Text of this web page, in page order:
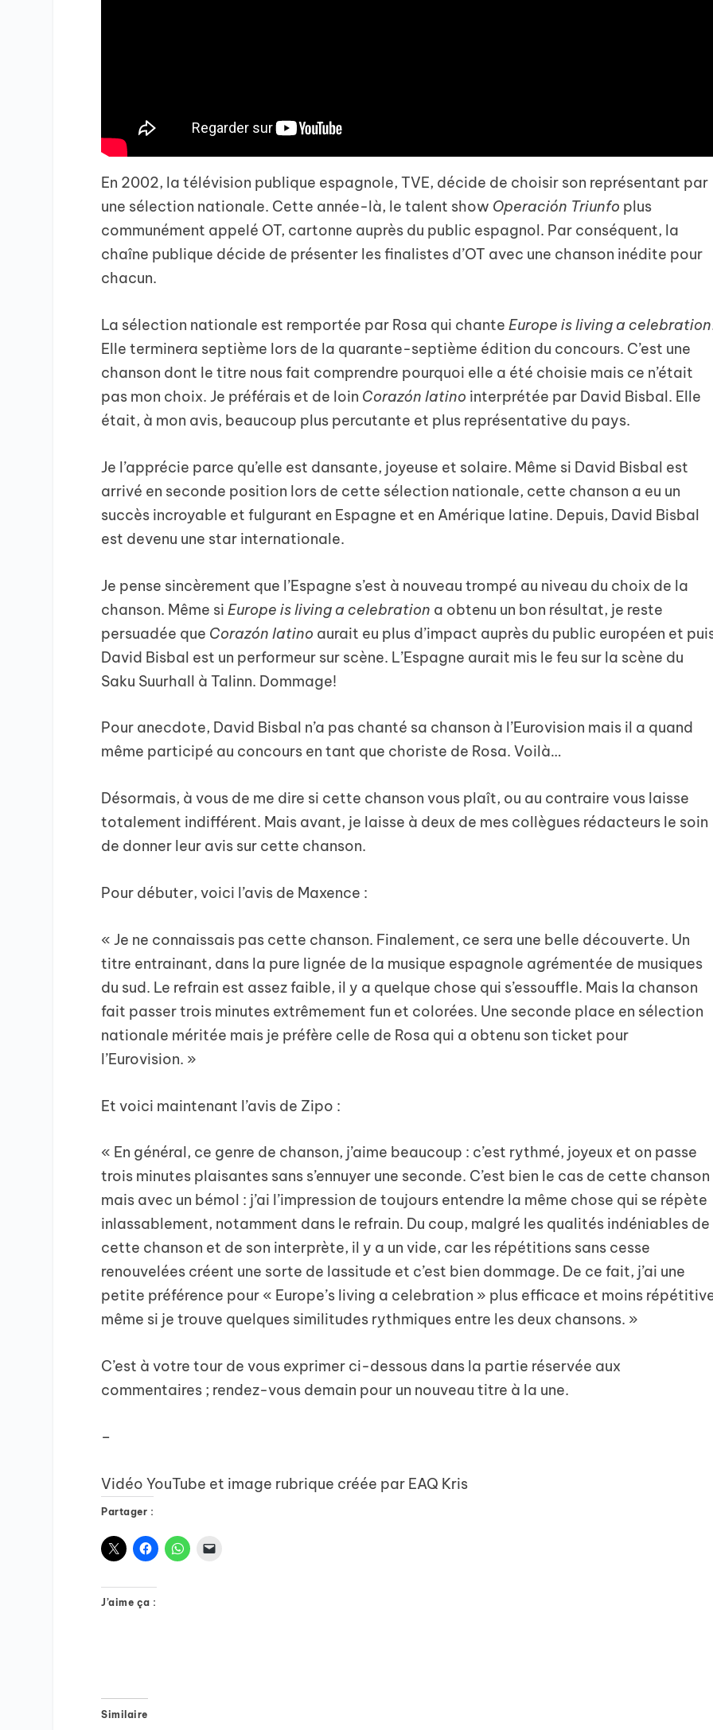
En 2002, la télévision publique espagnole, TVE, décide de choisir son représentant par
une sélection nationale. Cette année-là, le talent show Operación Triunfo plus
communément appelé OT, cartonne auprès du public espagnol. Par conséquent, la
chaîne publique décide de présenter les finalistes d’OT avec une chanson inédite pour
chacun.
La sélection nationale est remportée par Rosa qui chanteEurope is living a celebration
Elle terminera septième lors de la quarante-septième édition du concours. C’est une
chanson dont le titre nous fait comprendre pourquoi elle a été choisie mais ce n’était
pas mon choix. Je préférais et de loin Corazón latino interprétée par David Bisbal. Elle
était, à mon avis, beaucoup plus percutante et plus représentative du pays.
Je l’apprécie parce qu’elle est dansante, joyeuse et solaire. Même si David Bisbal est
arrivé en seconde position lors de cette sélection nationale, cette chanson a eu un
succès incroyable et fulgurant en Espagne et en Amérique latine. Depuis, David Bisbal
est devenu une star internationale.
Je pense sincèrement que l’Espagne s’est à nouveau trompé au niveau du choix de la
chanson. Même siEurope is living a celebration a obtenu un bon résultat, je reste
persuadée que Corazón latino aurait eu plus d’impact auprès du public européen et
David Bisbal est un performeur sur scène. L’Espagne aurait mis le feu sur la scène du
Saku Suurhall à Talinn. Dommage!
Pour anecdote, David Bisbal n’a pas chanté sa chanson à l’Eurovision mais il a quand
même participé au concours en tant que choriste de Rosa. Voilà…
Désormais, à vous de me dire si cette chanson vous plaît, ou au contraire vous laisse
totalement indifférent. Mais avant, je laisse à deux de mes collègues rédacteurs le soin
de donner leur avis sur cette chanson.
Pour débuter, voici l’avis de Maxence :
« Je ne connaissais pas cette chanson. Finalement, ce sera une belle découverte. Un
titre entrainant, dans la pure lignée de la musique espagnole agrémentée de musiques
du sud. Le refrain est assez faible, il y a quelque chose qui s’essouffle. Mais la chanson
fait passer trois minutes extrêmement fun et colorées. Une seconde place en sélection
nationale méritée mais je préfère celle de Rosa qui a obtenu son ticket pour
l’Eurovision. »
Et voici maintenant l’avis de Zipo :
« En général, ce genre de chanson, j’aime beaucoup : c’est rythmé, joyeux et on passe
trois minutes plaisantes sans s’ennuyer une seconde. C’est bien le cas de cette chanson
mais avec un bémol : j’ai l’impression de toujours entendre la même chose qui se répète
inlassablement, notamment dans le refrain. Du coup, malgré les qualités indéniables de
cette chanson et de son interprète, il y a un vide, car les répétitions sans cesse
renouvelées créent une sorte de lassitude et c’est bien dommage. De ce fait, j’ai une
petite préférence pour « Europe’s living a celebration » plus efficace et moins
même si je trouve quelques similitudes rythmiques entre les deux chansons. »
C’est à votre tour de vous exprimer ci-dessous dans la partie réservée aux
commentaires ; rendez-vous demain pour un nouveau titre à la une.
–
Vidéo YouTube et image rubrique créée par EAQ Kris
Partager :
J’aime ça :
Similaire